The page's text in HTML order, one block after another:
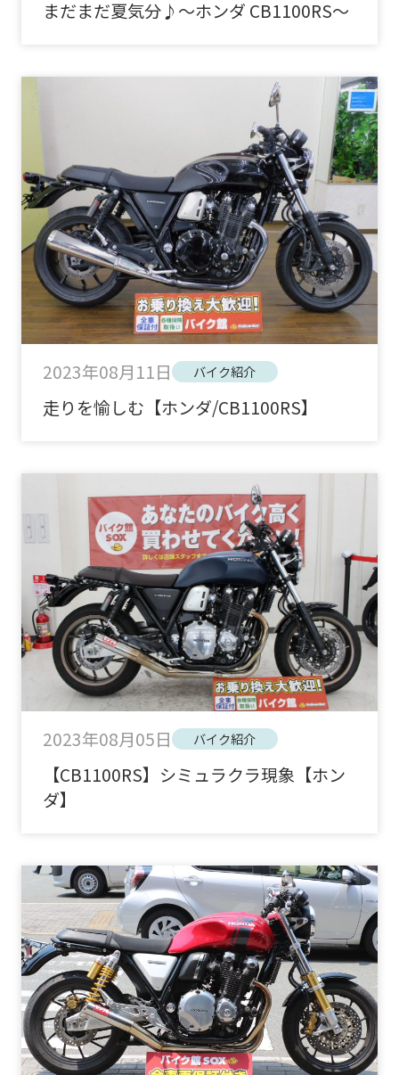
まだまだ夏気分♪～ホンダ CB1100RS～
2023年08月11日 バイク紹介
走りを愉しむ【ホンダ/CB1100RS】
2023年08月05日 バイク紹介
【CB1100RS】シミュラクラ現象【ホン
ダ】